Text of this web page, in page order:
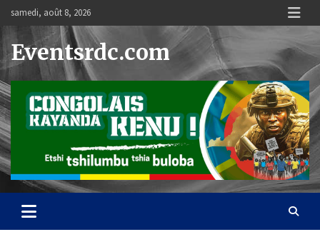
content
samedi, août 8, 2026
Eventsrdc.com